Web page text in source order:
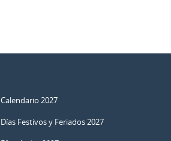
Calendario 2027
Días Festivos y Feriados 2027